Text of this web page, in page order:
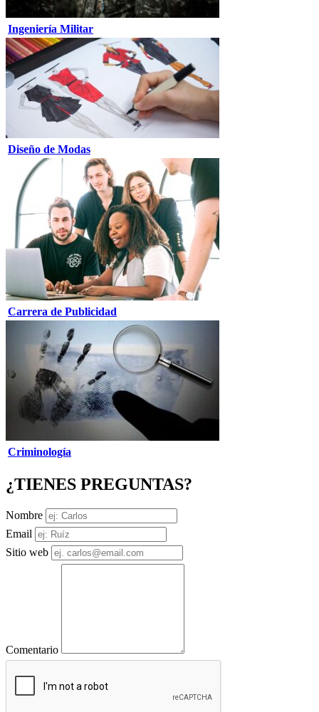
Ingeniería Militar
Diseño de Modas
Carrera de Publicidad
Criminología
¿TIENES PREGUNTAS?
Nombre
Email
Sitio web
Comentario